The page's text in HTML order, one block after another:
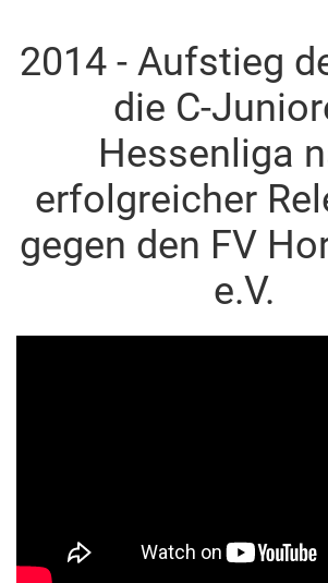
2014 - Aufstieg
die C-
Hessenliga
erfolgreicher
gegen den FV
e.V.